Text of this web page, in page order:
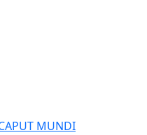
MUNDI